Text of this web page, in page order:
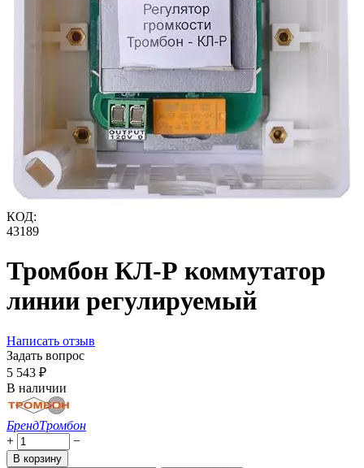
КОД:
43189
Тромбон КЛ-Р коммутатор
линии регулируемый
Написать отзыв
Задать вопрос
5 543 ₽
В наличии
БрендТромбон
+
−
В корзину